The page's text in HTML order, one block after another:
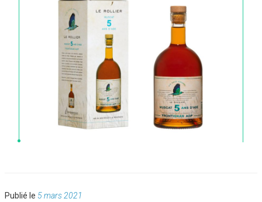
Publié le Publié
5 mars 2021